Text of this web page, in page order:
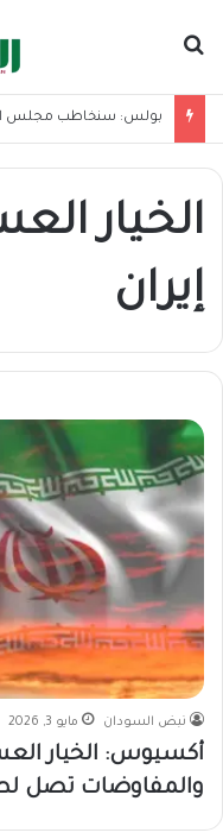
بولس: سنخاطب مجلس
الخيار
إيران
نبض السودان مايو 3, 2026
أكسيوس: الخيار
والمفاوضات تصل